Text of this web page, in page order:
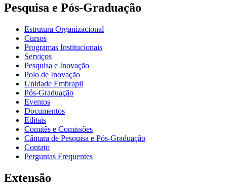
Pesquisa e Pós-Graduação
Estrutura Organizacional
Cursos
Programas Institucionais
Serviços
Pesquisa e Inovação
Polo de Inovação
Unidade Embrapii
Pós-Graduação
Eventos
Documentos
Editais
Comitês e Comissões
Câmara de Pesquisa e Pós-Graduação
Contato
Perguntas Frequentes
Extensão